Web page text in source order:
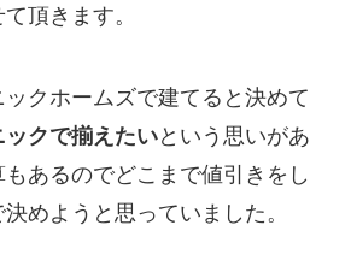
頂きます。
クホームズで建てると決めて
クで揃えたいという思いがあ
あるのでどこまで値引きをし
めようと思っていました。